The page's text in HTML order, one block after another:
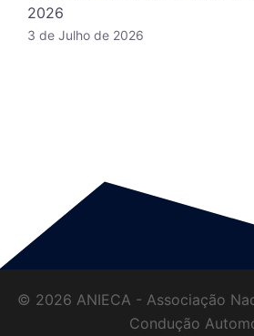
2026
3 de Julho de 2026
© 2026 ANIECA - Associação
Condução